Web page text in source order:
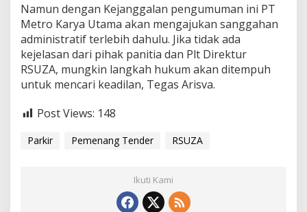
‎Namun dengan Kejanggalan pengumuman ini PT
Metro Karya Utama akan mengajukan sanggahan
administratif terlebih dahulu. Jika tidak ada
kejelasan dari pihak panitia dan Plt Direktur
RSUZA, mungkin langkah hukum akan ditempuh
untuk mencari keadilan, Tegas Arisva.
Post Views: 148
Parkir Pemenang Tender RSUZA‎
Ikuti Kami